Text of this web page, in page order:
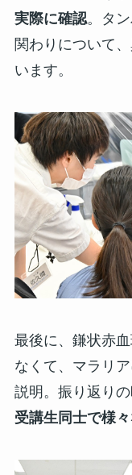
実際に確認。タ
関わりについて
います。
最後に、鎌状赤
なくて、マラリ
説明。振り返り
受講生同士で様